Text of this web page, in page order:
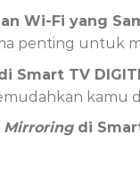
Wi-Fi yang
penting untuk
Smart TV
kamu
Mirroringdi